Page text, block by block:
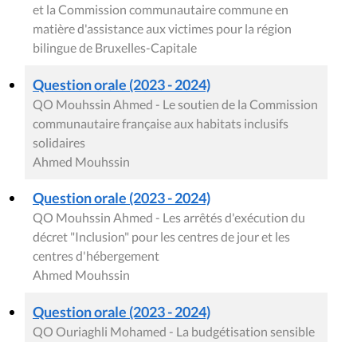
et la Commission communautaire commune en
matière d'assistance aux victimes pour la région
bilingue de Bruxelles-Capitale
Question orale (2023 - 2024)
QO Mouhssin Ahmed - Le soutien de la Commission
communautaire française aux habitats inclusifs
solidaires
Ahmed Mouhssin
Question orale (2023 - 2024)
QO Mouhssin Ahmed - Les arrêtés d'exécution du
décret "Inclusion" pour les centres de jour et les
centres d'hébergement
Ahmed Mouhssin
Question orale (2023 - 2024)
QO Ouriaghli Mohamed - La budgétisation sensible